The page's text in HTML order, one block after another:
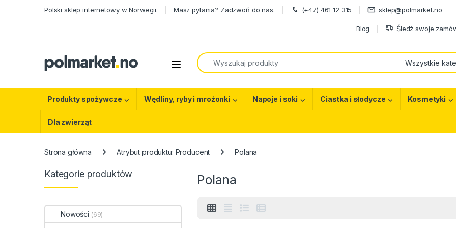
Polski sklep internetowy w Norwegii. Masz pytania? Zadzwoń do nas. (+47) 461 12 315 sklep@polmarket.no
Blog Śledź swoje
Open
Search for:
Produkty spożywcze Wędliny, ryby i mrożonki Napoje i soki Ciastka i słodycze Kosmetyki
Dla zwierząt
Strona główna Atrybut produktu: Producent Polana
Polana
Kategorie produktów
Nowości (69)